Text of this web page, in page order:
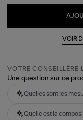
VOIR
VOTRE CONSEILLÈRE
Une question sur ce
Quelles sont les
Quelle est la